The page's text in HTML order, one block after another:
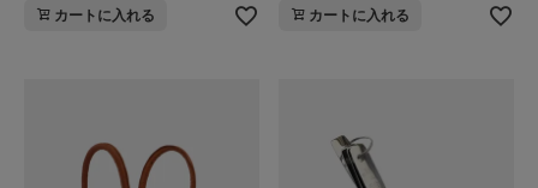
カートに入れる カートに入れる